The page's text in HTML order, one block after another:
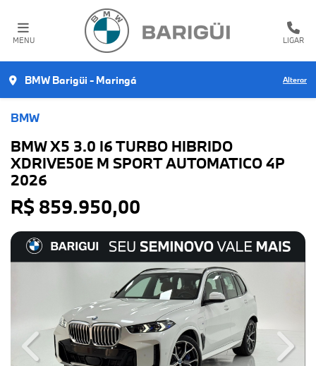
MENU LIGAR
BMW Barigüi - Maringá Alterar
BMW
BMW X5 3.0 I6 TURBO HIBRIDO
XDRIVE50E M SPORT AUTOMATICO 4P
2026
R$ 859.950,00
Previous Next